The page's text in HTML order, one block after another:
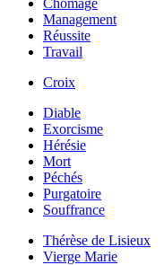
Chômage
Management
Réussite
Travail
Croix
Diable
Exorcisme
Hérésie
Mort
Péchés
Purgatoire
Souffrance
Thérèse de Lisieux
Vierge Marie